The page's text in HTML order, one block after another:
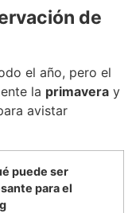
de
el año, pero el
la primavera y
avistar
puede ser
para el